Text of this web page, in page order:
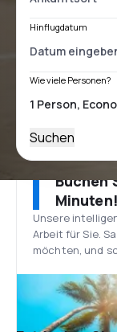
Hinflugdatum
Wie viele Personen?
Suchen
Buchen
Minuten!
Unsere
Arbeit für Sie.
möchten, und